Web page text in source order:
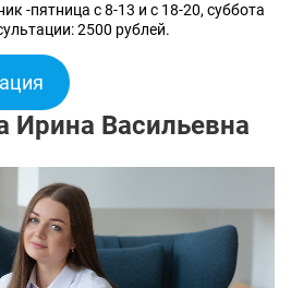
-пятница с 8-13 и с 18-20, суббота
2500 рублей.
Ирина Васильевна